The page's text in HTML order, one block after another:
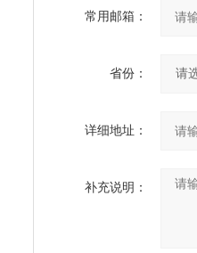
常用邮箱：
省份：
详细地址：
补充说明：